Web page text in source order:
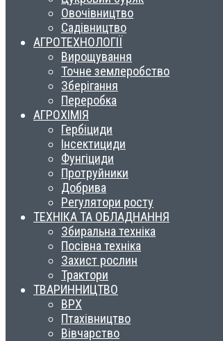
Овочівництво
Садівництво
АГРОТЕХНОЛОГІЇ
Вирощування
Точне землеробство
Зберігання
Переробка
АГРОХІМІЯ
Гербіциди
Інсектициди
Фунгіциди
Протруйники
Добрива
Регулятори росту
ТЕХНІКА ТА ОБЛАДНАННЯ
Збиральна техніка
Посівна техніка
Захист рослин
Трактори
ТВАРИННИЦТВО
ВРХ
Птахівництво
Вівчарство